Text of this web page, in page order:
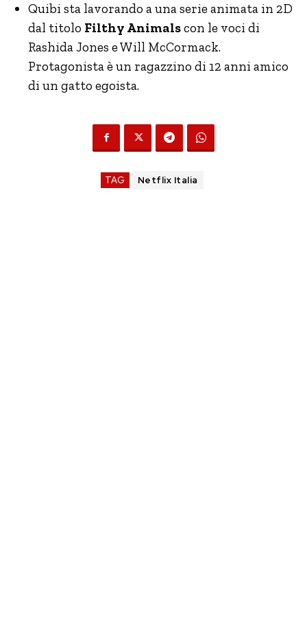
Quibi sta lavorando a una serie animata in 2D
dal titolo Filthy Animalscon le voci di
Rashida Jones e Will McCormack.
Protagonista è un ragazzino di 12 anni amico
di un gatto egoista.
TAG Netflix Italia